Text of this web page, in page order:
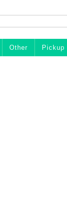
Other Pickup